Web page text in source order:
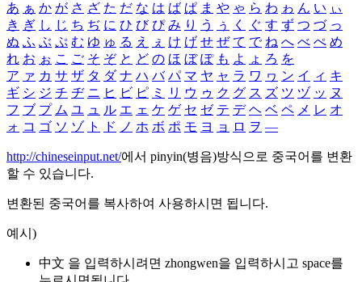
あ ぁ か が さ ざ た だ な は ば ぱ ま や ゃ ら わ ゎ ん い ぃ
き ぎ し じ ち ぢ に ひ び ぴ み り う ぅ く ぐ す ず つ づ っ
ぬ ふ ぶ ぷ む ゆ ゅ る え ぇ け げ せ ぜ て で ね へ べ ぺ め
れ お ぉ こ ご そ ぞ と ど の ほ ぼ ぽ も よ ょ ろ を
ア ァ カ サ ザ タ ダ ナ ハ バ パ マ ヤ ャ ラ ワ ヮ ン イ ィ キ
ギ シ ジ チ ヂ ニ ヒ ビ ピ ミ リ ウ ゥ ク グ ス ズ ツ ヅ ッ ヌ
フ ブ プ ム ユ ュ ル エ ェ ケ ゲ セ ゼ テ デ ヘ ベ ペ メ レ オ
ォ コ ゴ ソ ゾ ト ド ノ ホ ボ ポ モ ヨ ョ ロ ヲ ―
http://chineseinput.net/에서 pinyin(병음)방식으로 중국어를 변환
할 수 있습니다.
변환된 중국어를 복사하여 사용하시면 됩니다.
예시)
中文 을 입력하시려면 zhongwen을 입력하시고 space를